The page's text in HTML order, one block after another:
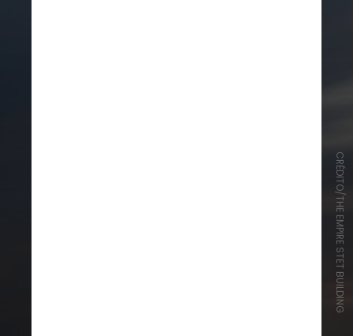
CRÉDITO/THE EMPIRE STET BUILDING